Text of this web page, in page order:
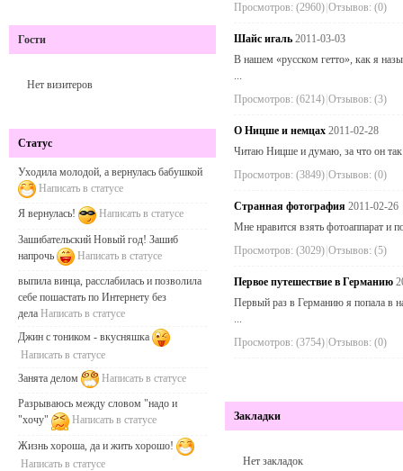
Гости
Нет визитеров
Статус
Уходила молодой, а вернулась бабушкой
Написать в статусе
Я вернулась! Написать в статусе
Зашибательский Новый год! Зашиб
напрочь
Написать в статусе
выпила винца, расслабилась и позволила
себе пошастать по Интернету без
дела Написать в статусе
Джин с тоником - вкусняшка
Написать в статусе
Занята делом
Написать в статусе
Разрываюсь между словом "надо и
"хочу"
Написать в статусе
Жизнь хороша, да и жить хорошо!
Написать в статусе
Просмотров: (2960) Отзывов: (0)
Шайс игаль 2011-03-03
В нашем «русском гетто», как я
...
Просмотров: (6214) Отзывов: (3)
О Ницше и немцах 2011-02-28
Читаю Ницше и думаю, за что он
Просмотров: (3849) Отзывов: (0)
Странная фотография 2011-02-26
Мне нравится взять фотоаппарат и
Просмотров: (3029) Отзывов: (5)
Первое путешествие в Германию
Первый раз в Германию я попала в
...
Просмотров: (3754) Отзывов: (0)
Закладки
Нет закладок